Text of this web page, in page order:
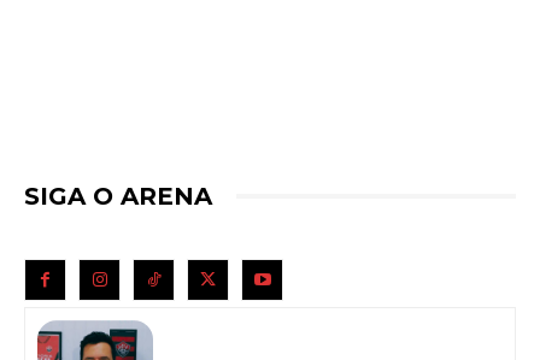
SIGA O ARENA